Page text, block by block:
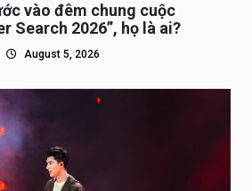
vào đêm chung cuộc
Search 2026”, họ là ai?
August 5, 2026